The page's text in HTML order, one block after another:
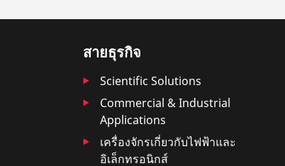
สายธุรกิจ
Scientific Solutions
Commercial & Industrial
Applications
เครื่องจักรเกี่ยวกับไฟฟ้าและ
อิเล็กทรอนิกส์